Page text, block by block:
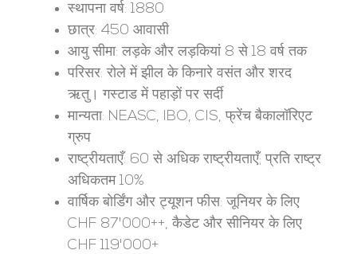
स्थापना वर्ष: 1880
छात्र: 450 आवासी
आयु सीमा: लड़के और लड़कियां 8 से 18 वर्ष तक
परिसर: रोले में झील के किनारे वसंत और शरद
ऋतु। गस्टाड में पहाड़ों पर सर्दी
मान्यता: NEASC, IBO, CIS, फ्रेंच बैकालॉरिएट
ग्रुप
राष्ट्रीयताएँ: 60 से अधिक राष्ट्रीयताएँ; प्रति राष्ट्र
अधिकतम 10%
वार्षिक बोर्डिंग और ट्यूशन फीस: जूनियर के लिए
CHF 87'000++, कैडेट और सीनियर के लिए
CHF 119'000+